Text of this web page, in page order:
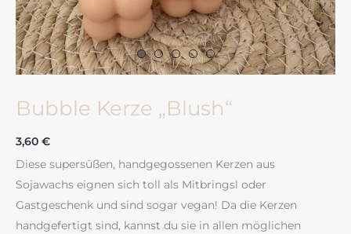
Bubble Kerze „Blush“
3,60 €
Diese supersüßen, handgegossenen Kerzen aus
Sojawachs eignen sich toll als Mitbringsl oder
Gastgeschenk und sind sogar vegan! Da die Kerzen
handgefertigt sind, kannst du sie in allen möglichen